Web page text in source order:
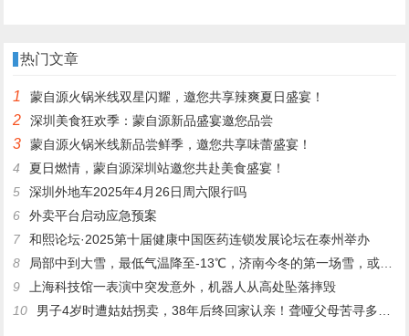
热门文章
1 蒙自源火锅米线双星闪耀，邀您共享辣爽夏日盛宴！
2 深圳美食狂欢季：蒙自源新品盛宴邀您品尝
3
蒙自源火锅米线新品尝鲜季，邀您共享味蕾盛宴！
4
夏日燃情，蒙自源深圳站邀您共赴美食盛宴！
5
深圳外地车2025年4月26日周六限行吗
6
外卖平台启动应急预案
7
和熙论坛·2025第十届健康中国医药连锁发展论坛在泰州举办
8
局部中到大雪，最低气温降至-13℃，济南今冬的第一场雪，或跟去年同一时间！
9
上海科技馆一表演中突发意外，机器人从高处坠落摔毁
10
男子4岁时遭姑姑拐卖，38年后终回家认亲！聋哑父母苦寻多年，母亲已抱憾离世丨红星寻人